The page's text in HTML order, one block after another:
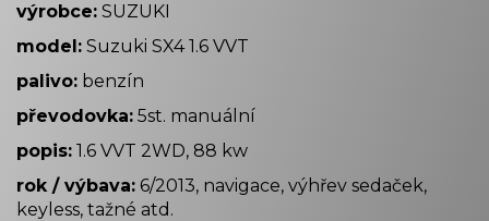
výrobce: SUZUKI
model: Suzuki SX4 1.6 VVT
palivo: benzín
převodovka: 5st. manuální
popis: 1.6 VVT 2WD, 88 kw
rok / výbava: 6/2013, navigace, výhřev sedaček,
keyless, tažné atd.